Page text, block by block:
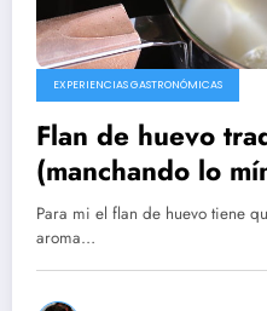
EXPERIENCIAS GASTRONÓMICAS
Flan de huevo
(manchando lo
Para mi el flan de huevo tiene
aroma…